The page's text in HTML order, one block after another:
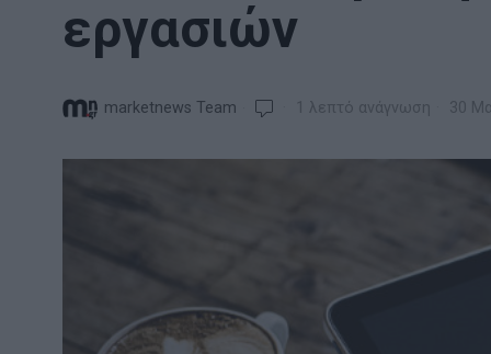
εργασιών
marketnews Team 1 λεπτό ανάγνωση 30